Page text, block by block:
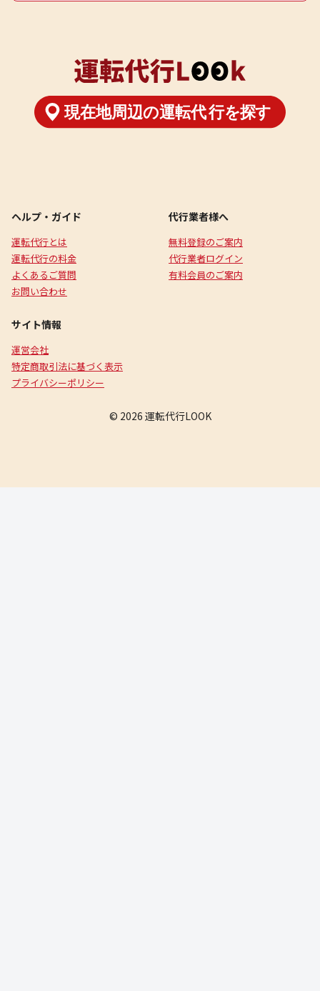
ヘルプ・ガイド
運転代行とは
運転代行の料金
よくあるご質問
お問い合わせ
代行業者様へ
無料登録のご案内
代行業者ログイン
有料会員のご案内
サイト情報
運営会社
特定商取引法に基づく表示
プライバシーポリシー
© 2026 運転代行LOOK